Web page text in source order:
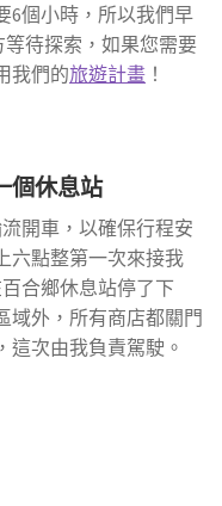
6個小時，所以我們早
等待探索，如果您需要
我們的旅遊計畫 ！
個休息站
開車，以確保行程安
六點整第一次來接我
合鄉休息站停了下
域外，所有商店都關門
這次由我負責駕駛。